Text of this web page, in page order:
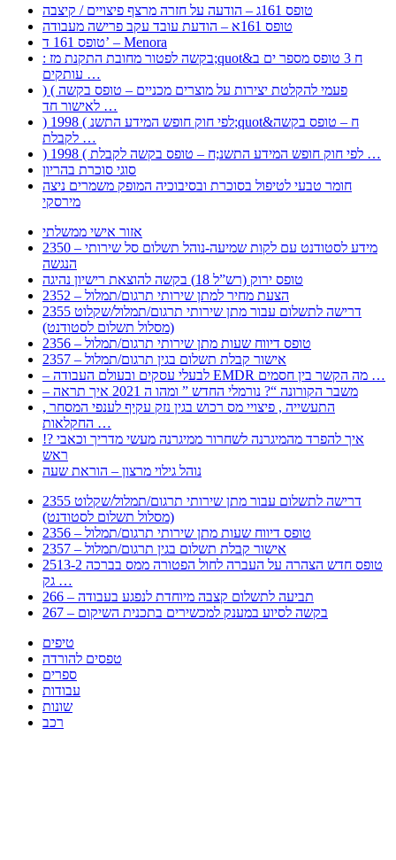
טופס 161ג – הודעה על חזרה מרצף פיצויים / קיצבה
טופס 161א – הודעת עובד עקב פרישה מעבודה
טופס 161 ד’ – Menora
: בקשה לפטור מחובת התקנת מז;quot&ח 3 טופס מספר ים ב
עותקים …
) ( פעמי להקלטת יצירות על מוצרים מכניים – טופס בקשה
לאישור חד …
) 1998 ( לפי חוק חופש המידע התשנ;quot&ח – טופס בקשה
לקבלת …
) 1998 ( לפי חוק חופש המידע התשנ;ח – טופס בקשה לקבלת …
סוגי סוכרת בהריון
חומר טבעי לטיפול בסוכרת ובסיבוכיה המופק משמרים ניצה
מירסקי
אזור אישי ממשלתי
2350 – מידע לסטודנט עם לקות שמיעה-נוהל תשלום סל שירותי
הנגשה
טופס ירוק (רש”ל 18) בקשה להוצאת רישיון נהיגה
2352 – הצעת מחיר למתן שירותי תרגום/תמלול
2355 דרישה לתשלום עבור מתן שירותי תרגום/תמלול/שקלוט
(מסלול תשלום לסטודנט)
2356 – טופס דיווח שעות מתן שירותי תרגום/תמלול
2357 – אישור קבלת תשלום בגין תרגום/תמלול
– לבעלי עסקים ובעולם העבודה EMDR מה הקשר בין חסמים …
– משבר הקורונה “? נורמלי החדש ” ומהו ה 2021 איך תראה
, התעשייה , פיצויי מס רכוש בגין נזק עקיף לענפי המסחר
החקלאות …
!? איך להפרד מהמיגרנה לשחרור ממיגרנה מעשי מדריך וכאבי
ראש
נוהל גילוי מרצון – הוראת שעה
2355 דרישה לתשלום עבור מתן שירותי תרגום/תמלול/שקלוט
(מסלול תשלום לסטודנט)
2356 – טופס דיווח שעות מתן שירותי תרגום/תמלול
2357 – אישור קבלת תשלום בגין תרגום/תמלול
2513-2 טופס חדש הצהרה על העברה לחול הפטורה ממס בברכה
גק …
266 – תביעה לתשלום קצבה מיוחדת לנפגע בעבודה
267 – בקשה לסיוע במענק למכשירים בתכנית השיקום
טיפים
טפסים להורדה
ספרים
עבודות
שונות
רכב